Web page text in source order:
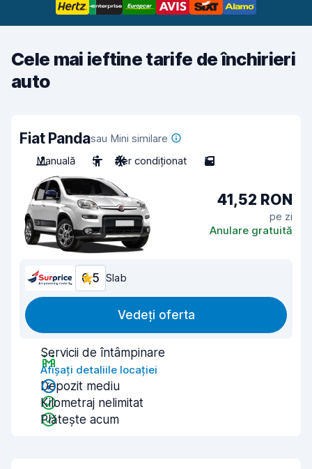
Cele mai ieftine tarife de închirieri
auto
Fiat Pandasau Mini similare
Manuală
5 Aer condiționat 5
41,52 RON
pe zi
Anulare gratuită
6,5 Slab
Vedeți oferta
Servicii de întâmpinare
Afișați detaliile locației
Depozit mediu
Kilometraj nelimitat
Plătește acum